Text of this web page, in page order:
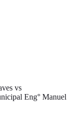
vs
Eng° Manuel